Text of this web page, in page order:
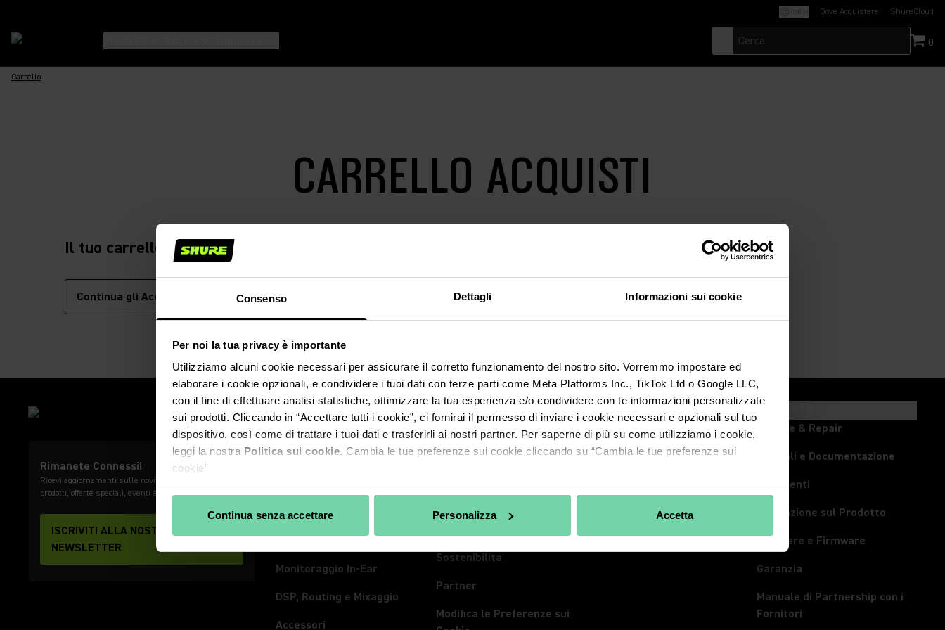
Consenso Dettagli Informazioni sui cookie
Per noi la tua privacy è importante
Utilizziamo alcuni cookie necessari per assicurare il corretto funzionamento del nostro sito. Vorremmo impostare ed
elaborare i cookie opzionali, e condividere i tuoi dati con terze parti come Meta Platforms Inc., TikTok Ltd o Google LLC,
con il fine di effettuare analisi statistiche, ottimizzare la tua esperienza e/o condividere con te informazioni personalizzate
sui prodotti. Cliccando in “Accettare tutti i cookie”, ci fornirai il permesso di inviare i cookie necessari e opzionali sul tuo
dispositivo, così come di trattare i tuoi dati e trasferirli ai nostri partner. Per saperne di più su come utilizziamo i cookie,
leggi la nostra Politica sui cookie. Cambia le tue preferenze sui cookie cliccando su “Cambia le tue preferenze sui
cookie”
I nostri partner
Continua senza accettare Personalizza Accetta
Dove Acquistare ShureCloud
(Opens in a new
0
Carrello
CARRELLO ACQUISTI
Il tuo carrello è vuoto
Continua gli Acquisti
Rimanete Connessi!
Ricevi aggiornamenti sulle novità Shure, lancio dei
prodotti, offerte speciali, eventi e molto altro!
ISCRIVITI ALLA NOSTRA
NEWSLETTER
Microfoni
Sistemi Wireless
Videoconferenza
Cuffie
Monitoraggio In-Ear
DSP, Routing e Mixaggio
Accessori
A PROPOSITO DI SHURE
A Proposito di Shure
100 Years of Extraordinary
Sostenibilita
Partner
Modifica le Preferenze sui
ARTICOLI ED EVENTI
Articoli
Stampa
Eventi
Trasmissione in Diretta
Service & Repair
Manuali e Documentazione
Strumenti
Formazione sul Prodotto
Software e Firmware
Garanzia
Manuale di Partnership con i
Fornitori